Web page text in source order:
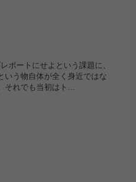
ポートにせよという課題に、
いう物自体が全く身近ではな
それでも当初はト...